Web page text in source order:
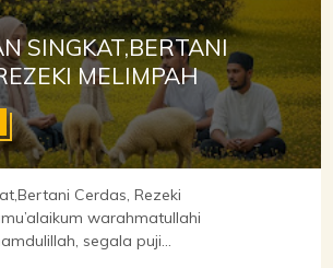
SINGKAT,BERTANI
MELIMPAH
Cerdas, Rezeki
warahmatullahi
segala puji...